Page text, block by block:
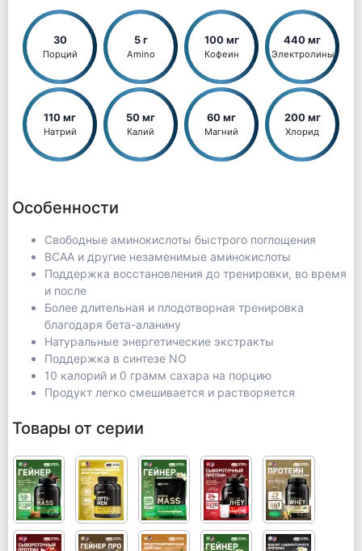
30
Порций
5 г
Amino
100 мг
Кофеин
440 мг
Электролины
110 мг
Натрий
50 мг
Калий
60 мг
Магний
200 мг
Хлорид
Особенности
Свободные аминокислоты быстрого поглощения
ВСАА и другие незаменимые аминокислоты
Поддержка восстановления до тренировки, во время
и после
Более длительная и плодотворная тренировка
благодаря бета-аланину
Натуральные энергетические экстракты
Поддержка в синтезе NO
10 калорий и 0 грамм сахара на порцию
Продукт легко смешивается и растворяется
Товары от серии